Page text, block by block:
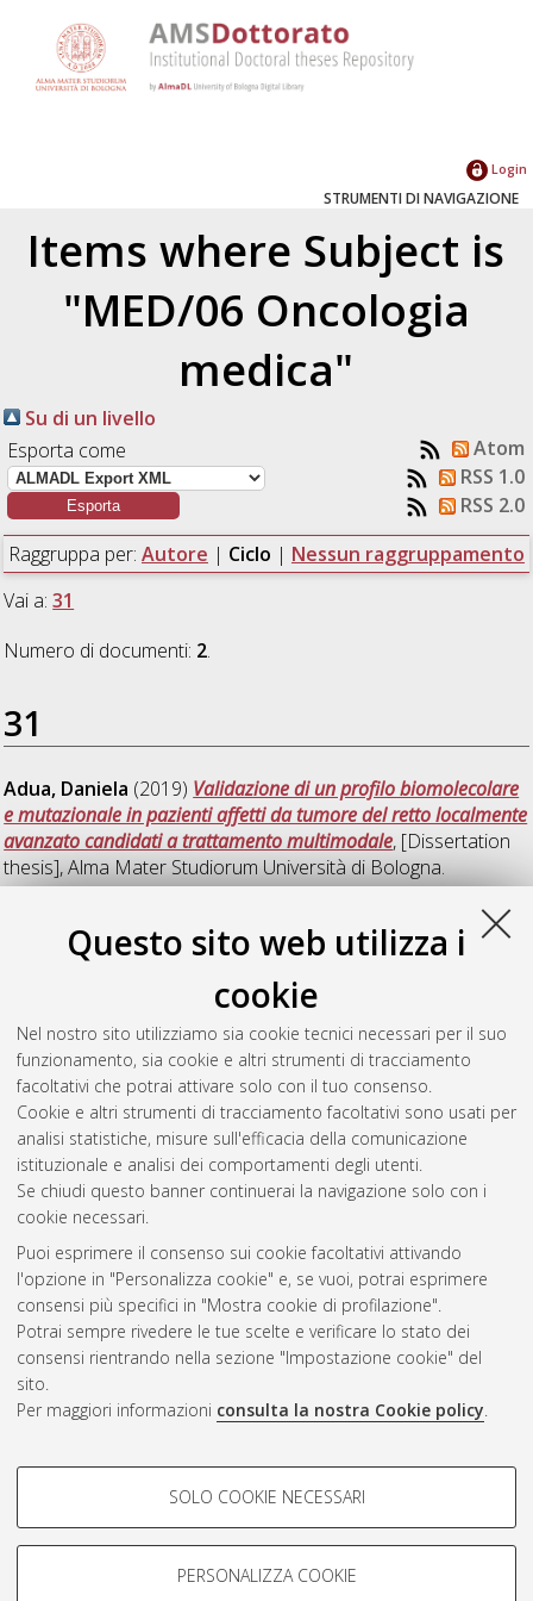
Questo sito web utilizza i
cookie
Nel nostro sito utilizziamo sia cookie tecnici necessari per il suo
funzionamento, sia cookie e altri strumenti di tracciamento
facoltativi che potrai attivare solo con il tuo consenso.
Cookie e altri strumenti di tracciamento facoltativi sono usati per
analisi statistiche, misure sull'efficacia della comunicazione
istituzionale e analisi dei comportamenti degli utenti.
Se chiudi questo banner continuerai la navigazione solo con i
cookie necessari.
Puoi esprimere il consenso sui cookie facoltativi attivando
l'opzione in "Personalizza cookie" e, se vuoi, potrai esprimere
consensi più specifici in "Mostra cookie di profilazione".
Potrai sempre rivedere le tue scelte e verificare lo stato dei
consensi rientrando nella sezione "Impostazione cookie" del
sito.
Per maggiori informazioni consulta la nostra Cookie policy.
COOKIE DI PROFILAZIONE -
Si tratta di cookie utilizzati per analizzare le caratteristiche della
navigazione degli utenti, creare profili in base al loro comportamento
SOLO COOKIE NECESSARI
PERSONALIZZA COOKIE
Login
STRUMENTI DI NAVIGAZIONE
Items where Subject is
"MED/06 Oncologia
medica"
Su di un livello
Esporta come
Atom
RSS 1.0
RSS 2.0
Raggruppa per: Autore | Ciclo | Nessun raggruppamento
Vai a:31
Numero di documenti: 2.
31
Adua, Daniela (2019) Validazione di un profilo biomolecolare
e mutazionale in pazienti affetti da tumore del retto localmente
avanzato candidati a trattamento multimodale, [Dissertation
thesis], Alma Mater Studiorum Università di Bologna.
Dottorato di ricerca inOncologia, ematologia e patologia, 31
Ravegnini, Gloria(2019)Resistance Mechanisms and Novel
Therapeutic Opportunities in Gastrointestinal Stromal Tumors
, [Dissertation thesis], Alma Mater Studiorum Università
di Bologna. Dottorato di ricerca inOncologia, ematologia e
patologia, 31 Ciclo. DOI 10.6092/unibo/amsdottorato/8819.
Questa lista e' stata generata ilSat Aug 8 20:32:20 2026
Atom
Rss 1.0
Rss 2.0
ISSN: 2038-7946
Impostazioni Cookie
Informativa sulla privacy
Condizioni d’uso del sito